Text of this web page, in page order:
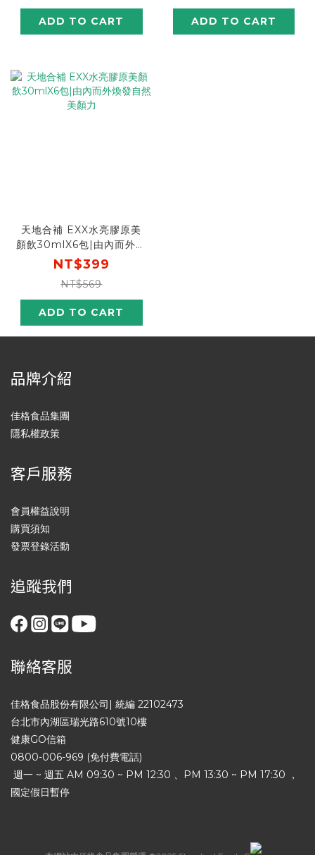
ADD TO CART ADD TO CART
天地合補 EXX水亮膠原美
顏飲30mlX6包|由內而外煥
發自然美顏力
NT$399
NT$569
ADD TO CART
品牌介紹
佳格食品集團
隱私權政策
客戶服務
會員權益說明
購買須知
發票登錄活動
追蹤我們
聯絡客服
佳格食品股份有限公司| 統編 22102473
台北市內湖區瑞光路610號10樓
健康GO信箱
0800-006-969 (免付費電話)
週一 ~ 週五 AM 09:30 ~ PM 12:30 、PM 13:30 ~ PM 17:30 ，
國定假日暫停